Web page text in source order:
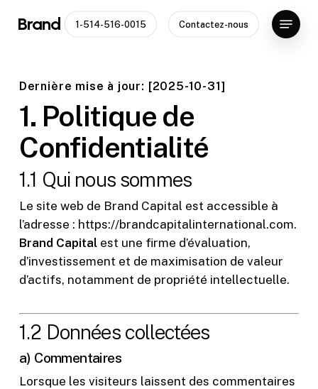
Brand Capital
1-514-516-0015 Contactez-nous
Menu
Dernière mise à jour: [2025-10-31]
1. Politique de
Confidentialité
1.1 Qui nous sommes
Le site web de Brand Capital est accessible à
l’adresse : https://brandcapitalinternational.com.
Brand Capital est une firme d’évaluation,
d’investissement et de maximisation de valeur
d’actifs, notamment de propriété intellectuelle.
1.2 Données collectées
a) Commentaires
Lorsque les visiteurs laissent des commentaires